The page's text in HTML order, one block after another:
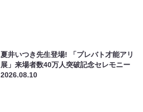
夏井いつき先生登場! 「プレバト才能アリ
展」来場者数40万人突破記念セレモニー
2026.08.10